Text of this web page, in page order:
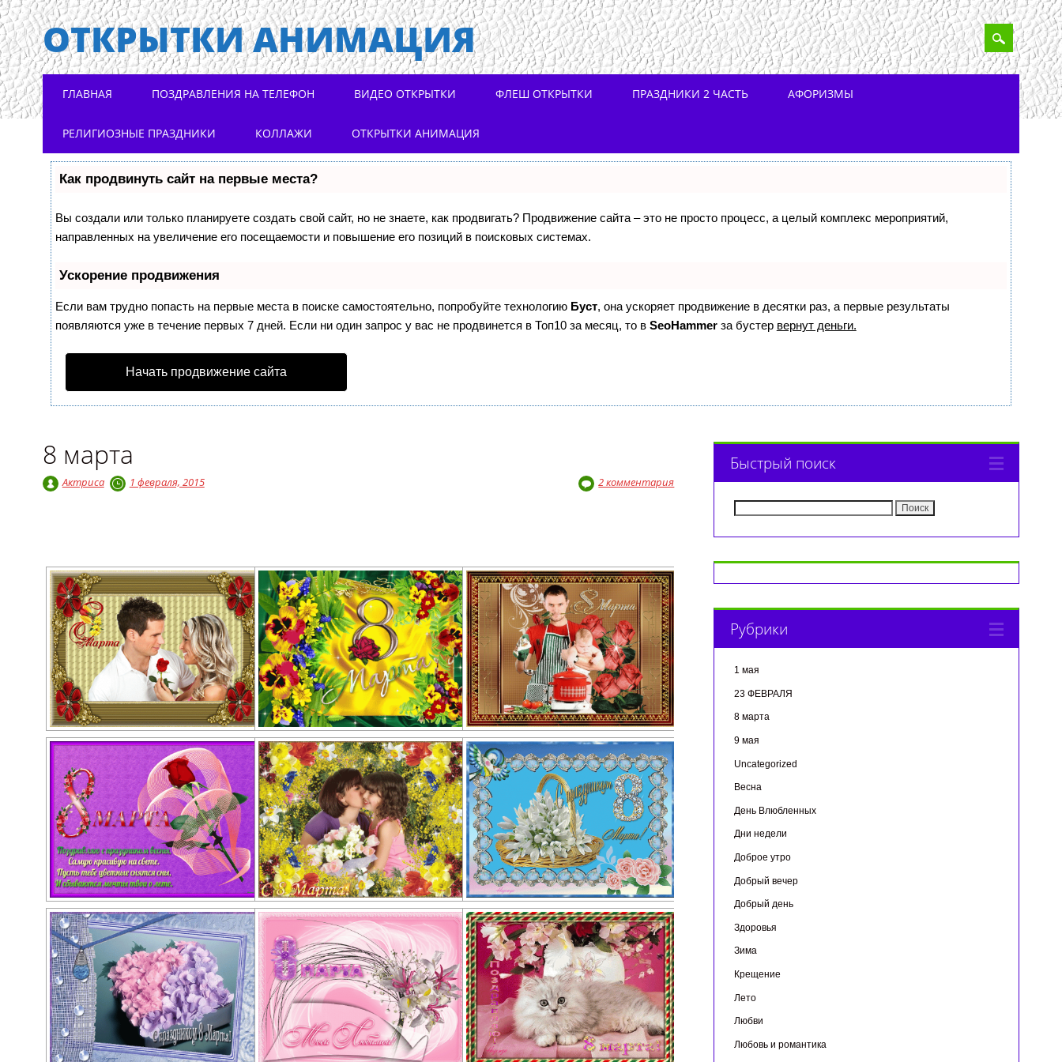
ОТКРЫТКИ АНИМАЦИЯ
Main menu
Skip to content
ГЛАВНАЯ ПОЗДРАВЛЕНИЯ НА ТЕЛЕФОН ВИДЕО ОТКРЫТКИ ФЛЕШ ОТКРЫТКИ ПРАЗДНИКИ 2 ЧАСТЬ АФОРИЗМЫ
РЕЛИГИОЗНЫЕ ПРАЗДНИКИ КОЛЛАЖИ ОТКРЫТКИ АНИМАЦИЯ
Как продвинуть сайт на первые места?
Вы создали или только планируете создать свой сайт, но не знаете, как продвигать? Продвижение сайта – это не просто процесс, а целый комплекс мероприятий,
направленных на увеличение его посещаемости и повышение его позиций в поисковых системах.
Ускорение продвижения
Если вам трудно попасть на первые места в поиске самостоятельно, попробуйте технологию Буст, она ускоряет продвижение в десятки раз, а первые результаты
появляются уже в течение первых 7 дней. Если ни один запрос у вас не продвинется в Топ10 за месяц, то в SeoHammerза бустер вернут деньги.
Начать продвижение сайта
8 марта
Актриса 1 февраля, 2015 2 комментария
Быстрый поиск
Рубрики
1 мая
23 ФЕВРАЛЯ
8 марта
9 мая
Uncategorized
Весна
День Влюбленных
Дни недели
Доброе утро
Добрый вечер
Добрый день
Здоровья
Зима
Крещение
Лето
Любви
Любовь и романтика